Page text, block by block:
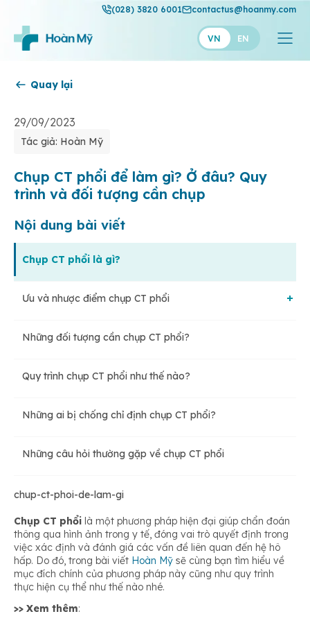
(028) 3820 6001 contactus@hoanmy.com
VN EN
Thuận Mỹ
Quay lại
29/09/2023
Tác giả: Hoàn Mỹ
Chụp CT phổi để làm gì? Ở đâu? Quy
trình và đối tượng cần chụp
Nội dung bài viết
Chụp CT phổi là gì?
Ưu và nhược điểm chụp CT phổi
Ưu điểm của chụp cắt lớp phổi
Những đối tượng cần chụp CT phổi?
Quy trình chụp CT phổi như thế nào?
Những ai bị chống chỉ định chụp CT phổi?
Những câu hỏi thường gặp về chụp CT phổi
chup-ct-phoi-de-lam-gi
Chụp CT phổi là một phương pháp hiện đại giúp chẩn đoán
thông qua hình ảnh trong y tế, đóng vai trò quyết định trong
việc xác định và đánh giá các vấn đề liên quan đến hệ hô
hấp. Do đó, trong bài viết Hoàn Mỹ sẽ cùng bạn tìm hiểu về
mục đích chính của phương pháp này cũng như quy trình
thực hiện cụ thể như thế nào nhé.
>> Xem thêm: